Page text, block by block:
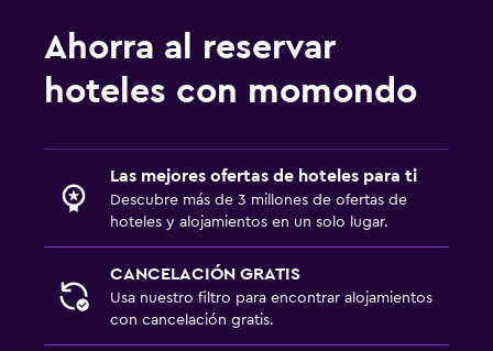
Ahorra al reservar
hoteles con momondo
Las mejores ofertas de hoteles para ti
Descubre más de 3 millones de ofertas de
hoteles y alojamientos en un solo lugar.
CANCELACIÓN GRATIS
Usa nuestro filtro para encontrar alojamientos
con cancelación gratis.